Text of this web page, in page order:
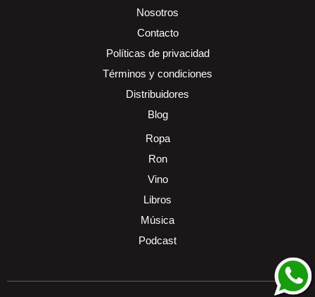
Nosotros
Contacto
Políticas de privacidad
Términos y condiciones
Distribuidores
Blog
Ropa
Ron
Vino
Libros
Música
Podcast